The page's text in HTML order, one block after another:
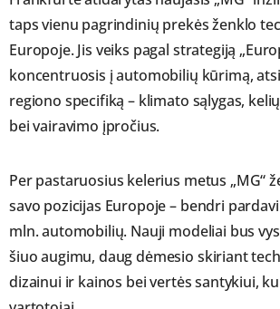
taps vienu pagrindinių prekės ženklo
Europoje. Jis veiks pagal strategiją
koncentruosis į automobilių kūrimą,
regiono specifiką – klimato sąlygas,
bei vairavimo įpročius.
Per pastaruosius kelerius metus „MG“
savo pozicijas Europoje – bendri
mln. automobilių. Nauji modeliai bus
šiuo augimu, daug dėmesio skiriant
dizainui ir kainos bei vertės santykiui,